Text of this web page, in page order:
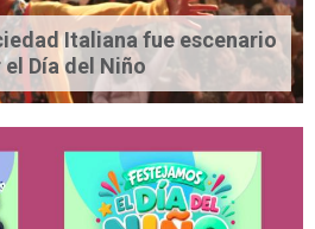
Italiana fue escenario
Día del Niño